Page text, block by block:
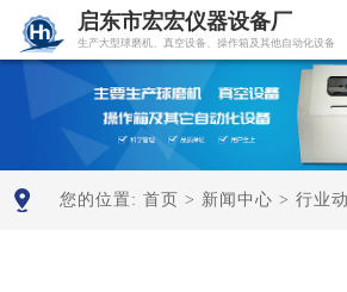
启东市宏宏仪器设备厂
生产大型球磨机、真空设备、操作箱及其他自动化设备
您的位置: 首页 > 新闻中心 > 行业